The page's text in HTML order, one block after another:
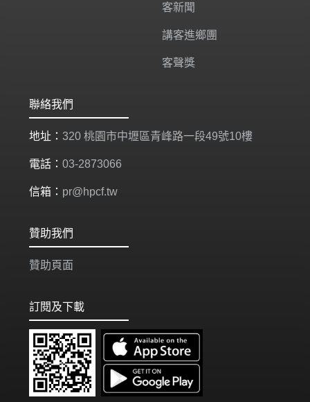
客新聞
講客進鄉團
客聲獎
聯絡我們
地址： 320 桃園市中壢區青峰路一段49號10樓
電話： 03-2873066
信箱： pr@hpcf.tw
贊助我們
贊助頁面
訂閱及下載